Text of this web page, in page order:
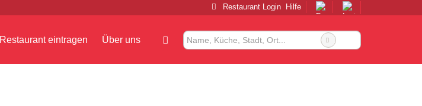
Restaurant Login Hilfe
Restaurant eintragen Über uns